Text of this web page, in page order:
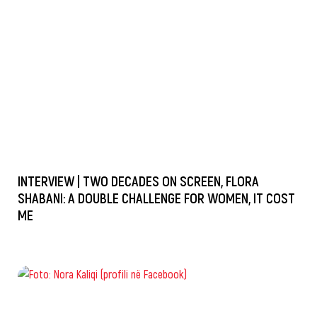
INTERVIEW | TWO DECADES ON SCREEN, FLORA
SHABANI: A DOUBLE CHALLENGE FOR WOMEN, IT COST
ME